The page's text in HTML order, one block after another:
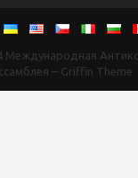
Международная
– Griffin Theme